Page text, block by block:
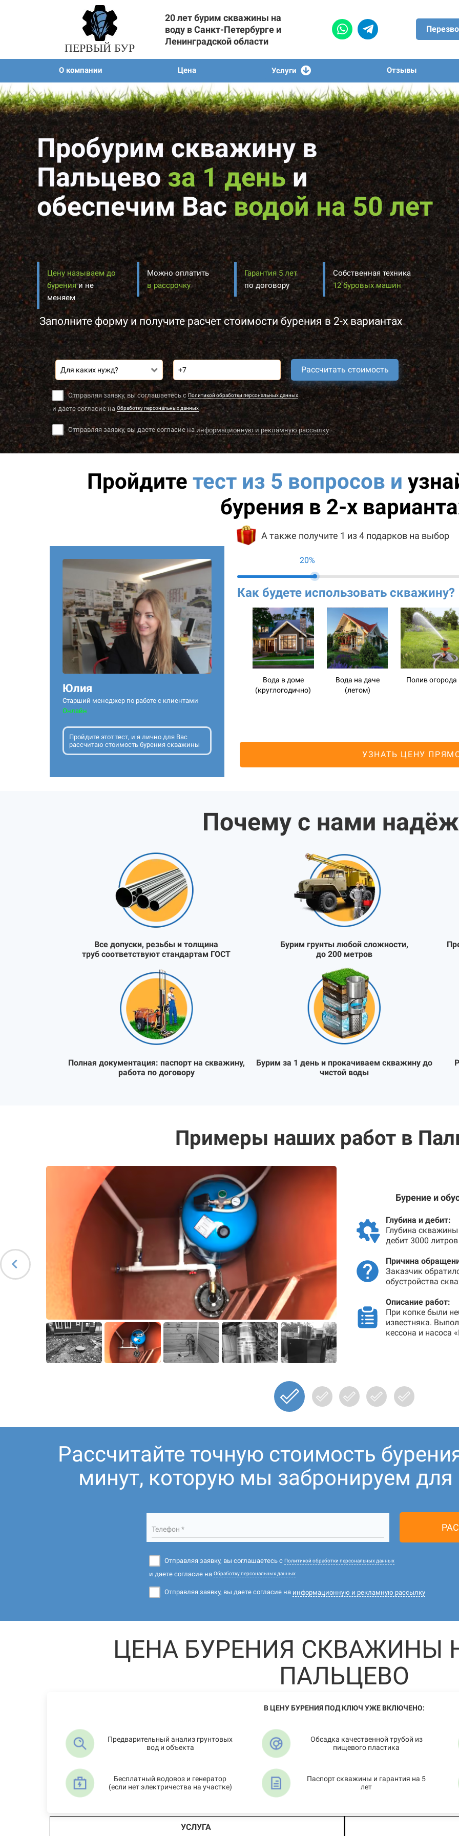
ПЕРВЫЙ БУР
20 лет бурим скважины на
воду в Санкт-Петербурге и
Ленинградской области
О компании Цена Услуги Отзывы
Пробурим скважину в
Пальцевоза 1 день и
обеспечим Васводой на 50 лет
Цену называем до
буренияи не
меняем
Собственная техника
12 буровых машин
Гарантия 5 лет
по договору
Для каких нужд? Рассчитать стоимость
Отправляя заявку, вы соглашаетесь сПолитикой обработки персональных данных
и даете согласие на Обработку персональных данных
Отправляя заявку, вы даете согласие наинформационную и рекламную рассылку
Можно оплатить
в рассрочку
Заполните форму и получите расчет стоимости бурения в 2-х вариантах
Пройдите тест из 5 вопросов и
бурения в 2-х
А также получите 1 из 4 подарков на выбор
Юлия
Старший менеджер по работе с клиентами
Онлайн
Пройдите этот тест, и я лично для Вас
рассчитаю стоимость бурения скважины
20%
Как будете использовать скважину?
Вода в доме
(круглогодично)
Вода на даче
(летом)
Полив огорода
УЗНАТЬ ЦЕНУ
Почему с нами
Все допуски, резьбы и толщина
труб соответствуют стандартам ГОСТ
Бурим грунты любой сложности,
до 200 метров
Полная документация: паспорт на скважину,
работа по договору
Бурим за 1 день и прокачиваем скважину до
чистой воды
Примеры наших работ в
Бурение и
Глубина и дебит:
Глубина
дебит 3000
Причина
Заказчик
обустройства
Описание работ:
При копке были
известняка.
кессона и насоса
Рассчитайте точную стоимость
минут, которую мы забронируем для
Телефон *
Отправляя заявку, вы соглашаетесь с Политикой обработки персональных данных
и даете согласие на Обработку персональных данных
Отправляя заявку, вы даете согласие на информационную и рекламную рассылку
ЦЕНА БУРЕНИЯ СКВАЖИНЫ
ПАЛЬЦЕВО
В ЦЕНУ БУРЕНИЯ ПОД КЛЮЧ УЖЕ ВКЛЮЧЕНО:
Предварительный анализ грунтовых
вод и объекта
Бесплатный водовоз и генератор
(если нет электричества на участке)
Обсадка качественной трубой из
пищевого пластика
Паспорт скважины и гарантия на 5
лет
УСЛУГА